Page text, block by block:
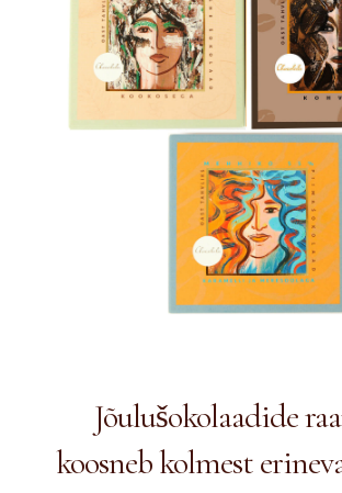
Jõulušokolaadide
koosneb kolmest